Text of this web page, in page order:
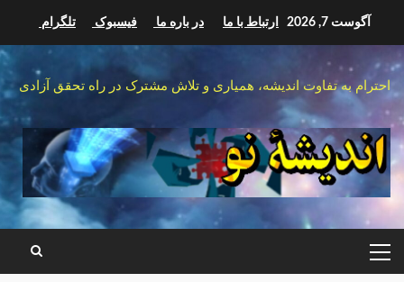
content
آگوست 7, 2026 ارتباط با ما در باره ما فیسبوک تلگرام
احترام به تفاوت اندیشه، همیاری و تلاش مشترک در راه تحقق آزادی
PRIMARY
MENU